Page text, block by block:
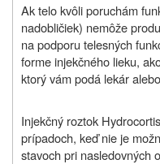
Ak telo kvôli poruchám
nadobličiek) nemôže
na podporu telesných
forme injekčného lieku,
ktorý vám podá lekár
Injekčný roztok
prípadoch, keď nie je
stavoch pri nasledovných